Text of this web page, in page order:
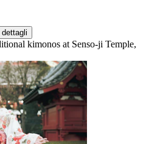
kimonos at Senso-ji Temple,